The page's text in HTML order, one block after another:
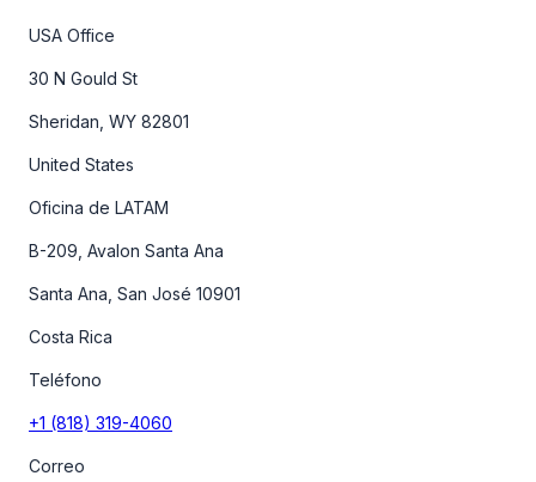
USA Office
30 N Gould St
Sheridan, WY 82801
United States
Oficina de LATAM
B-209, Avalon Santa Ana
Santa Ana, San José 10901
Costa Rica
Teléfono
+1 (818) 319-4060
Correo